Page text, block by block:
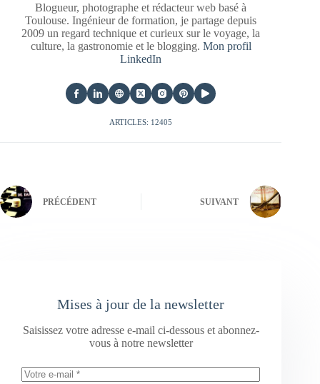
Blogueur, photographe et rédacteur web basé à
Toulouse. Ingénieur de formation, je partage depuis
2009 un regard technique et curieux sur le voyage, la
culture, la gastronomie et le blogging. Mon profil
LinkedIn
ARTICLES: 12405
PRÉCÉDENT SUIVANT
Mises à jour de la newsletter
Saisissez votre adresse e-mail ci-dessous et abonnez-
vous à notre newsletter